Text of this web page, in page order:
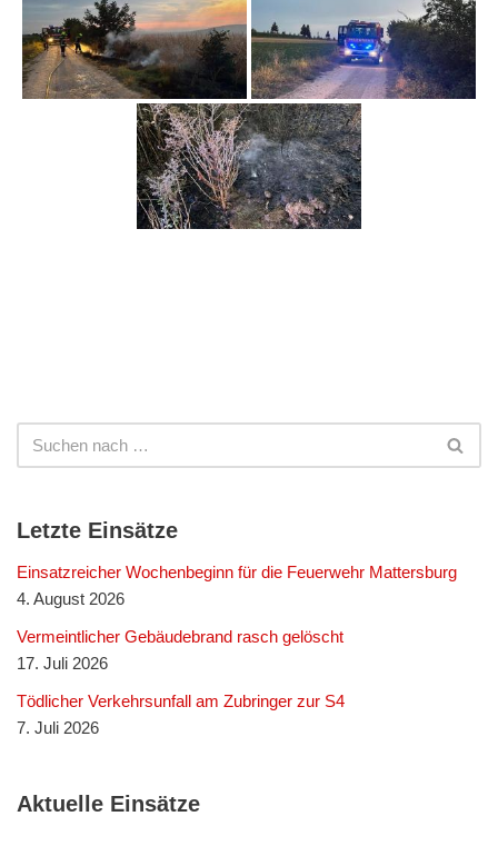
Letzte Einsätze
Einsatzreicher Wochenbeginn für die Feuerwehr Mattersburg
4. August 2026
Vermeintlicher Gebäudebrand rasch gelöscht
17. Juli 2026
Tödlicher Verkehrsunfall am Zubringer zur S4
7. Juli 2026
Aktuelle Einsätze